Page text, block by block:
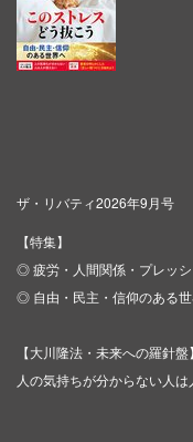
ザ・リバティ2026年9月号
【特集】
◎ 疲労・人間関係・プレッ
◎ 自由・民主・信仰のある
【大川隆法・未来への羅針盤】
人の気持ちが分からない人